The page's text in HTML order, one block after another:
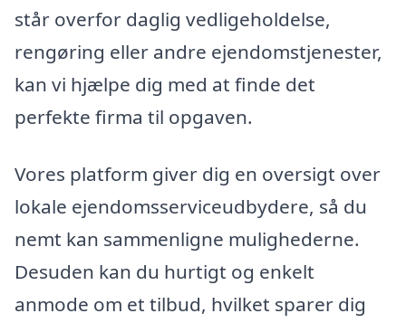
står overfor daglig vedligeholdelse,
rengøring eller andre ejendomstjenester,
kan vi hjælpe dig med at finde det
perfekte firma til opgaven.
Vores platform giver dig en oversigt over
lokale ejendomsserviceudbydere, så du
nemt kan sammenligne mulighederne.
Desuden kan du hurtigt og enkelt
anmode om et tilbud, hvilket sparer dig